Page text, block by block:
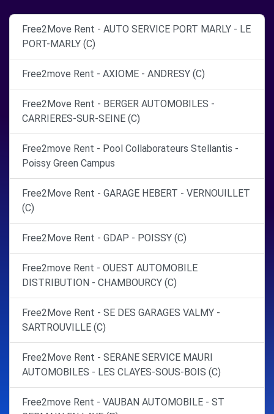
Free2Move Rent - AUTO SERVICE PORT MARLY - LE
PORT-MARLY (C)
Free2move Rent - AXIOME - ANDRESY (C)
Free2Move Rent - BERGER AUTOMOBILES -
CARRIERES-SUR-SEINE (C)
Free2move Rent - Pool Collaborateurs Stellantis -
Poissy Green Campus
Free2Move Rent - GARAGE HEBERT - VERNOUILLET
(C)
Free2Move Rent - GDAP - POISSY (C)
Free2move Rent - OUEST AUTOMOBILE
DISTRIBUTION - CHAMBOURCY (C)
Free2Move Rent - SE DES GARAGES VALMY -
SARTROUVILLE (C)
Free2Move Rent - SERANE SERVICE MAURI
AUTOMOBILES - LES CLAYES-SOUS-BOIS (C)
Free2move Rent - VAUBAN AUTOMOBILE - ST